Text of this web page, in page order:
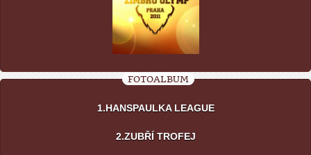
FOTOALBUM
1.HANSPAULKA LEAGUE
2.ZUBŘÍ TROFEJ